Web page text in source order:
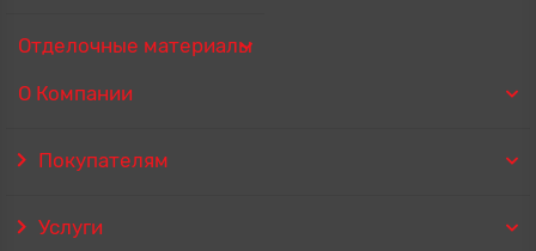
Отделочные материалы
О Компании
Покупателям
Услуги